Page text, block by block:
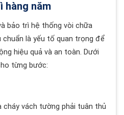
hàng năm
bảo trì hệ thống vòi chữa
là yếu tố quan trọng để
hiệu quả và an toàn. Dưới
từng bước:
vách tường phải tuân thủ